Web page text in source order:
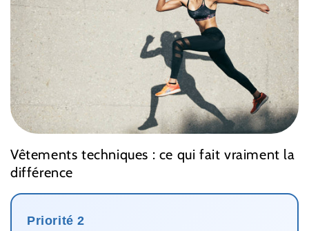
Vêtements techniques : ce qui fait vraiment la
différence
Priorité 2